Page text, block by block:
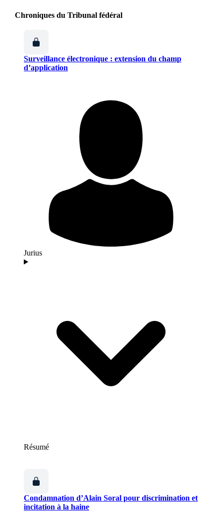
Chroniques du Tribunal fédéral
Surveillance électronique : extension du champ
d’application
Jurius
Résumé
Condamnation d’Alain Soral pour discrimination et
incitation à la haine